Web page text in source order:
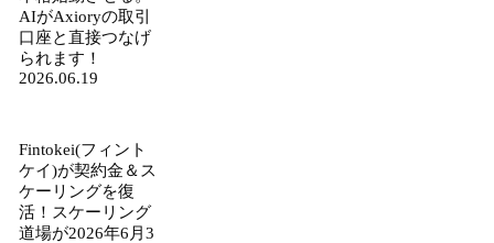
AIがAxioryの取引
口座と直接つなげ
られます！
2026.06.19
Fintokei(フィント
ケイ)が契約金＆ス
ケーリングを復
活！スケーリング
道場が2026年6月3